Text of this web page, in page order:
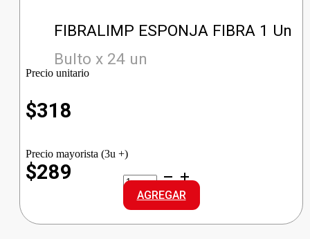
FIBRALIMP ESPONJA FIBRA 1 Un
Bulto x 24 un
Precio unitario
$318
Precio mayorista (3u +)
$289
FIBRALIMP
ESPONJA
FIBRA
cantidad
AGREGAR